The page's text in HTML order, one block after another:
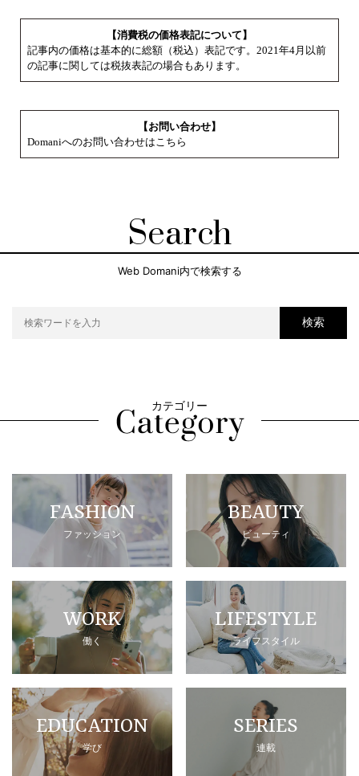
【消費税の価格表記について】
記事内の価格は基本的に総額（税込）表記です。2021年4月以前
の記事に関しては税抜表記の場合もあります。
【お問い合わせ】
Domaniへのお問い合わせはこちら
Search
Web Domani内で検索する
検索
カテゴリー
FASHION
ファッション
BEAUTY
ビューティ
WORK
働く
LIFESTYLE
ライフスタイル
EDUCATION
学び
SERIES
連載